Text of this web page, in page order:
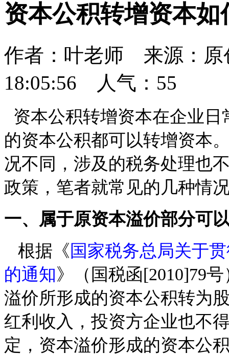
资本公积转增资本如
作者：叶老师 来源：
18:05:56 人气： 55
资本公积转增资本在企业
的资本公积都可以转增资本
况不同，涉及的税务处理也
政策，笔者就常见的几种情
一、属于原资本溢价部分可
根据《 国家税务总局关于
的通知》（国税函[2010]79
溢价所形成的资本公积转为
红利收入，投资方企业也不
定，资本溢价形成的资本公